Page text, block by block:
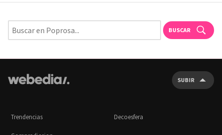
BUSCAR
SUBIR
Trendencias Decoesfera